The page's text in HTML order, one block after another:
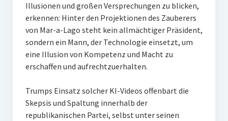
Illusionen und großen Versprechungen zu blicken,
erkennen: Hinter den Projektionen des Zauberers
von Mar-a-Lago steht kein allmächtiger Präsident,
sondern ein Mann, der Technologie einsetzt, um
eine Illusion von Kompetenz und Macht zu
erschaffen und aufrechtzuerhalten.
Trumps Einsatz solcher KI-Videos offenbart die
Skepsis und Spaltung innerhalb der
republikanischen Partei, selbst unter seinen